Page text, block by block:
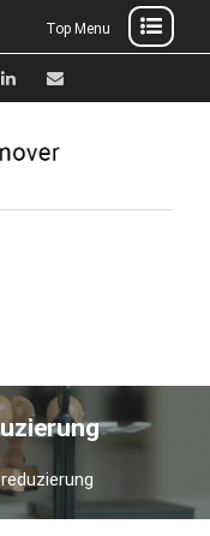
Top Menu
Linkedin
E-